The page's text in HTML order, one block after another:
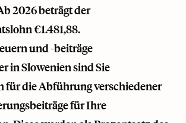
2026 beträgt der
€1.481,88.
und -beiträge
in Slowenien sind Sie
für die Abführung verschiedener
für Ihre